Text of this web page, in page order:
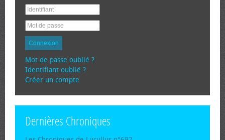
Connexion
Mot de passe oublié ?
Identifiant oublié ?
Créer un compte
Dernières Chroniques